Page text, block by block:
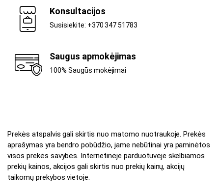
Konsultacijos
Susisiekite: +370 347 51783
Saugus apmokėjimas
100% Saugūs mokėjimai
Prekės atspalvis gali skirtis nuo matomo nuotraukoje. Prekės
aprašymas yra bendro pobūdžio, jame nebūtinai yra paminėtos
visos prekės savybės. Internetinėje parduotuvėje skelbiamos
prekių kainos, akcijos gali skirtis nuo prekių kainų, akcijų
taikomų prekybos vietoje.